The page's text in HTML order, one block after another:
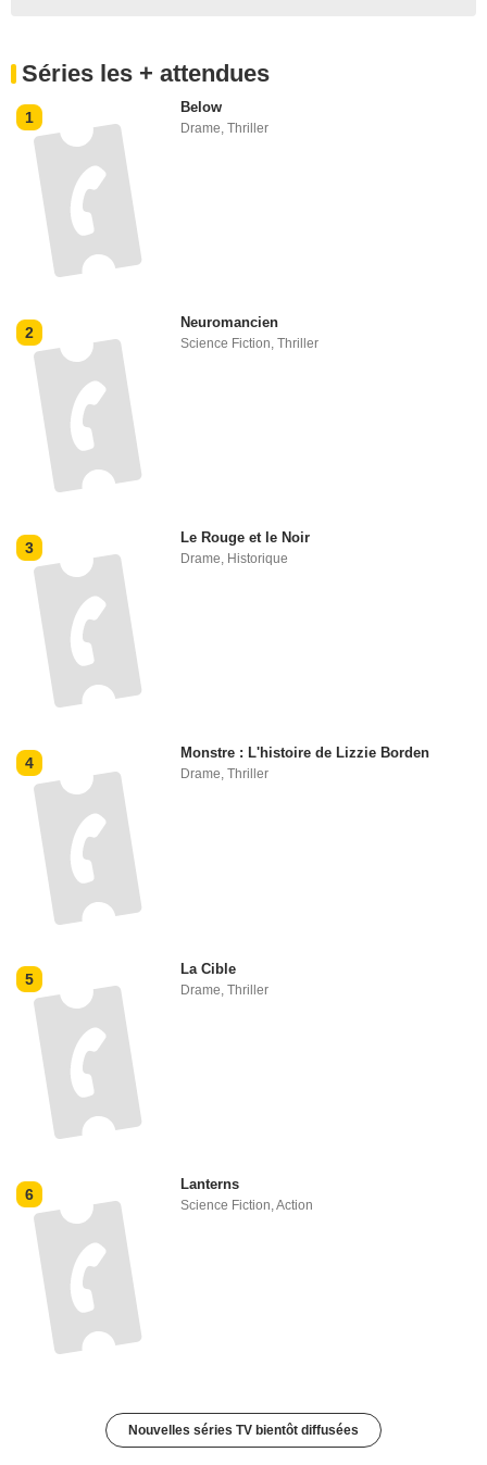
Séries les + attendues
1
Below
Drame ,Thriller
2
Neuromancien
Science Fiction,Thriller
3
Le Rouge et le Noir
Drame, Historique
4
Monstre : L'histoire de Lizzie Borden
Drame,Thriller
5
La Cible
Drame ,Thriller
6
Lanterns
Science Fiction,Action
Nouvelles séries TV bientôt diffusées